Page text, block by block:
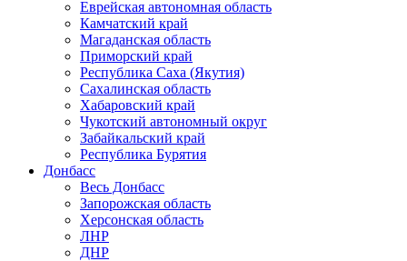
Еврейская автономная область
Камчатский край
Магаданская область
Приморский край
Республика Саха (Якутия)
Сахалинская область
Хабаровский край
Чукотский автономный округ
Забайкальский край
Республика Бурятия
Донбасс
Весь Донбасс
Запорожская область
Херсонская область
ЛНР
ДНР